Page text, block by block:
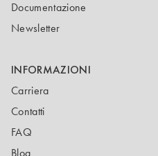
Documentazione
Newsletter
INFORMAZIONI
Carriera
Contatti
FAQ
Blog